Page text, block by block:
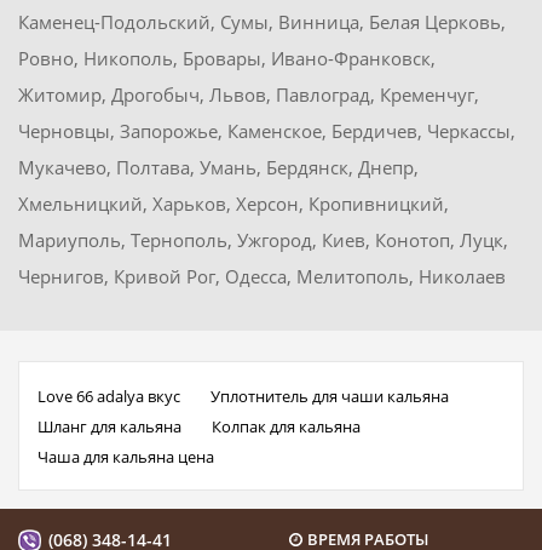
Каменец-Подольский, Сумы, Винница, Белая Церковь,
Ровно, Никополь, Бровары, Ивано-Франковск,
Житомир, Дрогобыч, Львов, Павлоград, Кременчуг,
Черновцы, Запорожье, Каменское, Бердичев, Черкассы,
Мукачево, Полтава, Умань, Бердянск, Днепр,
Хмельницкий, Харьков, Херсон, Кропивницкий,
Мариуполь, Тернополь, Ужгород, Киев, Конотоп, Луцк,
Чернигов, Кривой Рог, Одесса, Мелитополь, Николаев
Love 66 adalya вкус
Уплотнитель для чаши кальяна
Шланг для кальяна
Колпак для кальяна
Чаша для кальяна цена
(068) 348-14-41 ВРЕМЯ РАБОТЫ